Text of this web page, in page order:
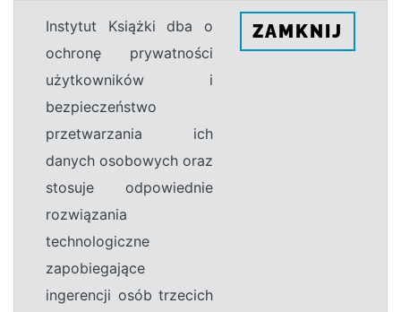
Instytut Książki dba o
ochronę prywatności
użytkowników i
bezpieczeństwo
przetwarzania ich
danych osobowych oraz
stosuje odpowiednie
rozwiązania
technologiczne
zapobiegające
ingerencji osób trzecich
ZAMKNIJ